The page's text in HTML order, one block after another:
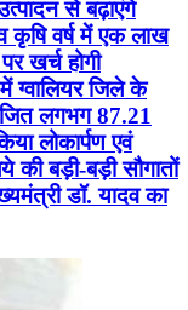
से बढ़ाएंगे
कृषि वर्ष में एक लाख
खर्च होगी
ग्वालियर जिले के
लगभग 87.21
लोकार्पण एवं
बड़ी-बड़ी सौगातों
डॉ. यादव का